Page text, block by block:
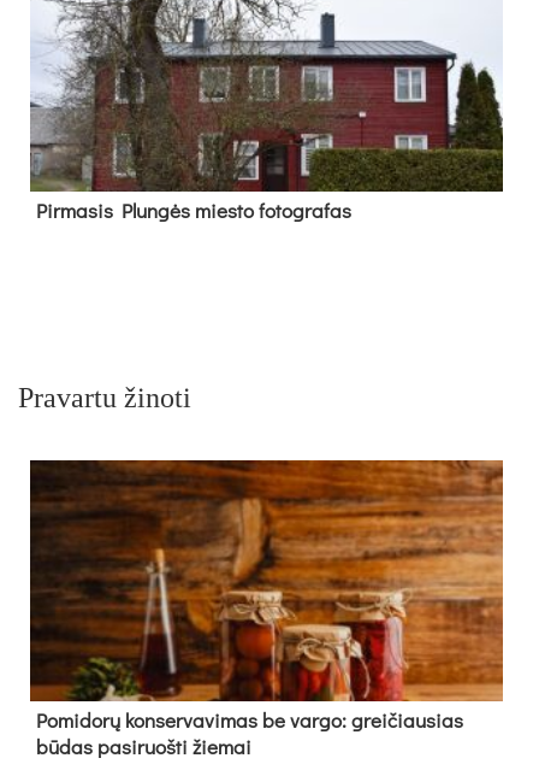
Pir­ma­sis Plun­gės mies­to fo­tog­ra­fas
Pravartu žinoti
Pomidorų konservavimas be vargo: greičiausias
būdas pasiruošti žiemai